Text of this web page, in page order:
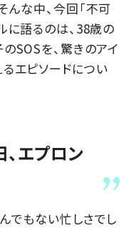
んな中、今回「不可
に語るのは、38歳の
SOSを、驚きのアイ
エピソードについ
、エプロン
でもない忙しさでし